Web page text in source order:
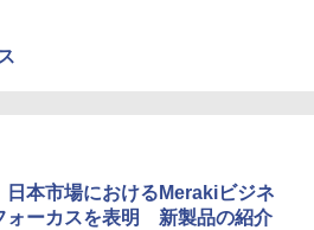
日本市場におけるMerakiビジネ
ォーカスを表明 新製品の紹介